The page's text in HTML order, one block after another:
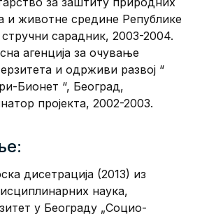
и животне средине Републике
стручни сарадник, 2003-2004.
агенција за очување
и одрживи развој “
Бионет “, Београд,
пројекта, 2002-2003.
дисетрација (2013) из
наука,
у Београду „Социо-